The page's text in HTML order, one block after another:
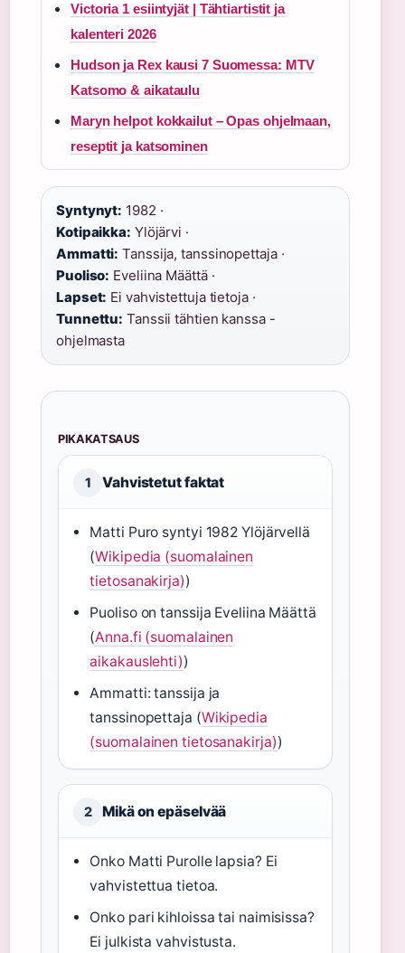
Victoria 1 esiintyjät | Tähtiartistit ja
kalenteri 2026
Hudson ja Rex kausi 7 Suomessa: MTV
Katsomo & aikataulu
Maryn helpot kokkailut – Opas ohjelmaan,
reseptit ja katsominen
Syntynyt: 1982 ·
Kotipaikka: Ylöjärvi ·
Ammatti: Tanssija, tanssinopettaja ·
Puoliso: Eveliina Määttä ·
Lapset: Ei vahvistettuja tietoja ·
Tunnettu: Tanssii tähtien kanssa -
ohjelmasta
PIKAKATSAUS
1 Vahvistetut faktat
Matti Puro syntyi 1982 Ylöjärvellä
(Wikipedia (suomalainen
tietosanakirja))
Puoliso on tanssija Eveliina Määttä
(Anna.fi (suomalainen
aikakauslehti))
Ammatti: tanssija ja
tanssinopettaja (Wikipedia
(suomalainen tietosanakirja))
2 Mikä on epäselvää
Onko Matti Purolle lapsia? Ei
vahvistettua tietoa.
Onko pari kihloissa tai naimisissa?
Ei julkista vahvistusta.